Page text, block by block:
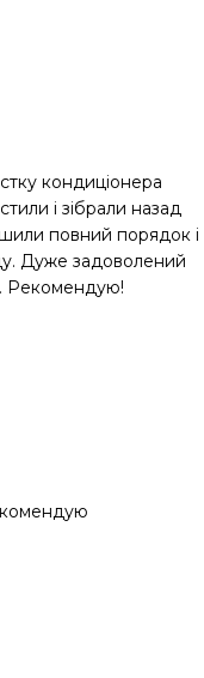
кондиціонера
і зібрали назад
повний порядок і
Дуже задоволений
Рекомендую!